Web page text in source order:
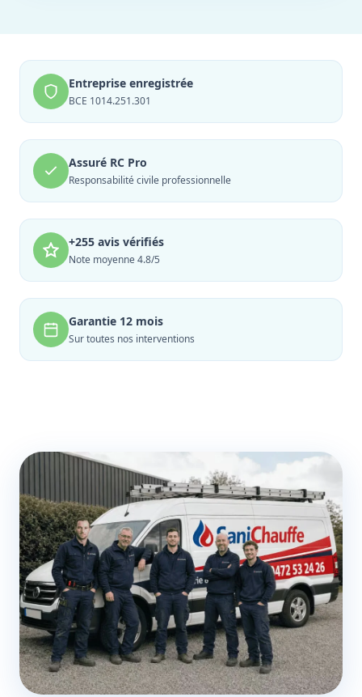
Entreprise enregistrée
BCE 1014.251.301
Assuré RC Pro
Responsabilité civile professionnelle
+255 avis vérifiés
Note moyenne 4.8/5
Garantie 12 mois
Sur toutes nos interventions